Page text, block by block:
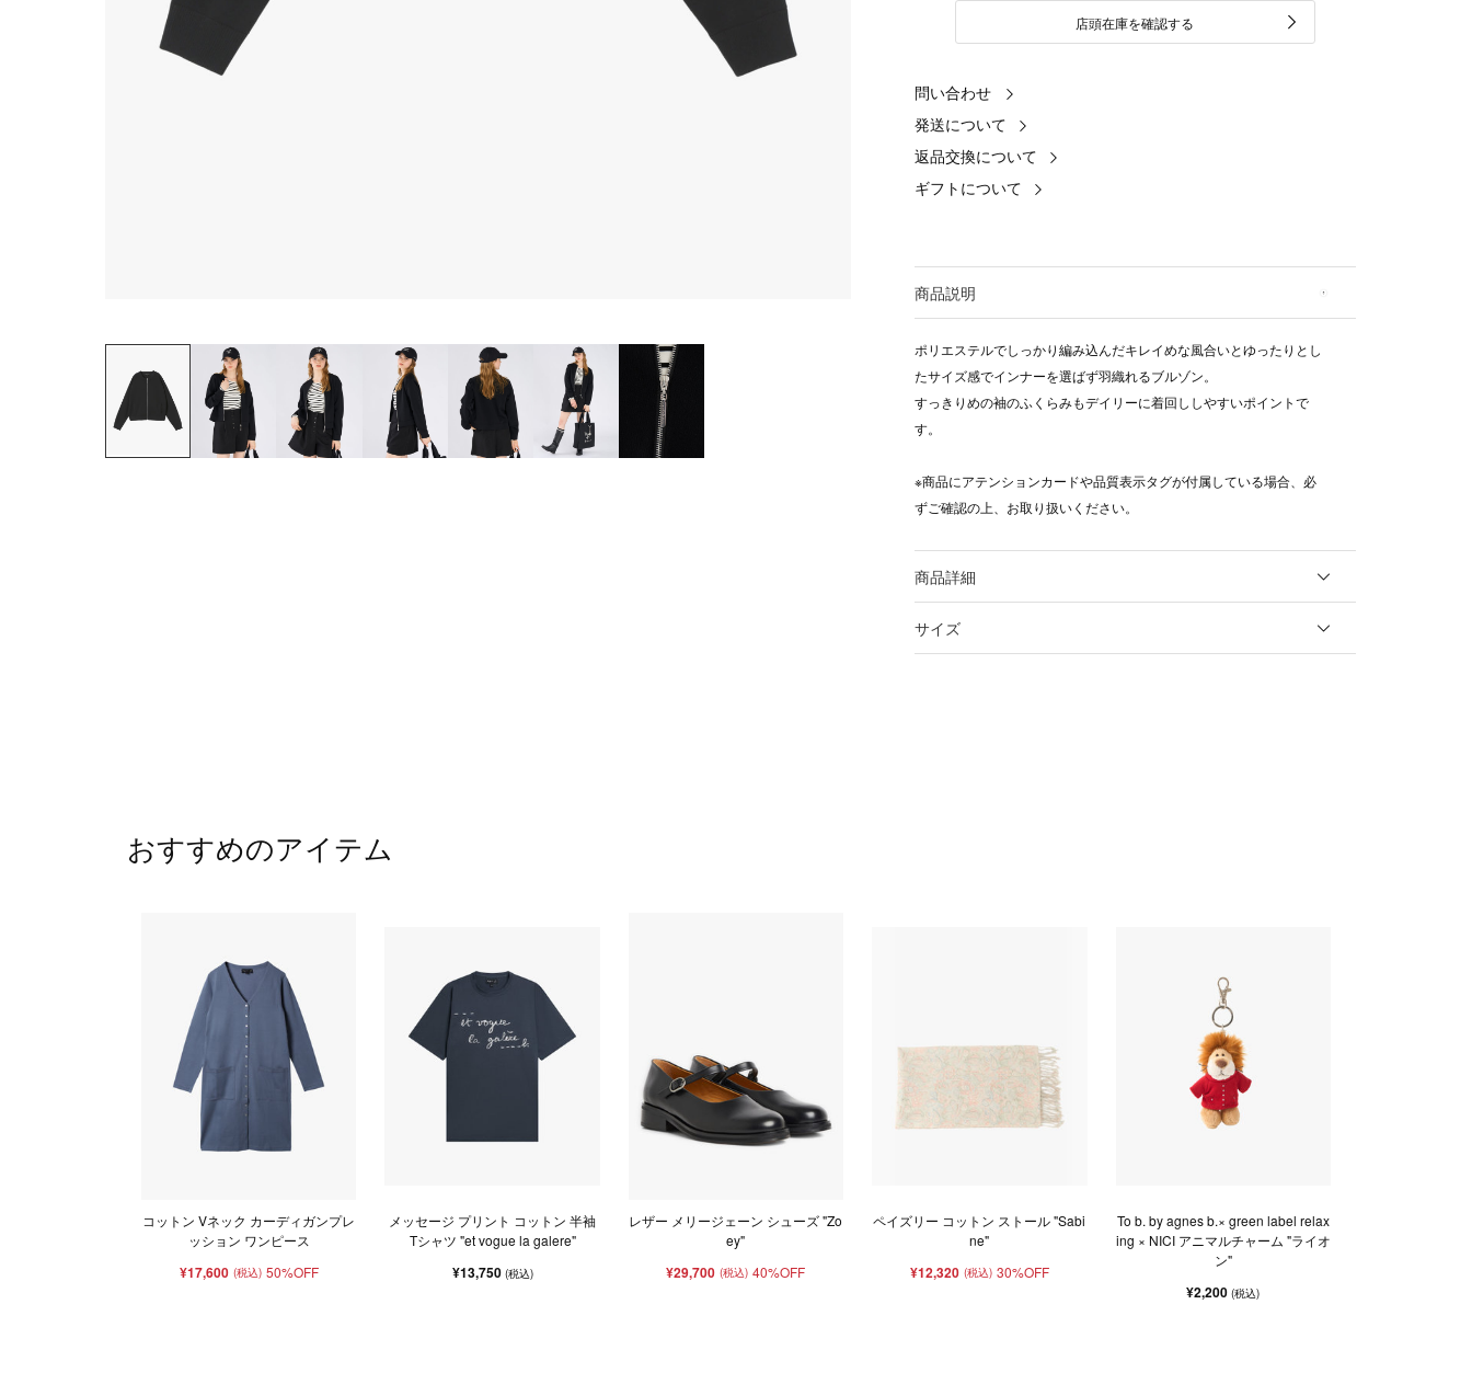
店頭在庫を確認する
問い合わせ
発送について
返品交換について
ギフトについて
商品説明
ポリエステルでしっかり編み込んだキレイめな風合いとゆったりとし
たサイズ感でインナーを選ばず羽織れるブルゾン。
すっきりめの袖のふくらみもデイリーに着回ししやすいポイントで
す。
※商品にアテンションカードや品質表示タグが付属している場合、必
ずご確認の上、お取り扱いください。
商品詳細
サイズ
おすすめのアイテム
コットン Vネック カーディガンプレ
ッション ワンピース
¥17,600 (税込) 50%OFF
メッセージ プリント コットン 半袖
Tシャツ "et vogue la galere"
¥13,750 (税込)
レザー メリージェーン シューズ "Zo
ey"
¥29,700 (税込) 40%OFF
ペイズリー コットン ストール "Sabi
ne"
¥12,320 (税込) 30%OFF
To b. by agnes b.× green label relax
ing × NICI アニマルチャーム "ライオ
ン"
¥2,200(税込)